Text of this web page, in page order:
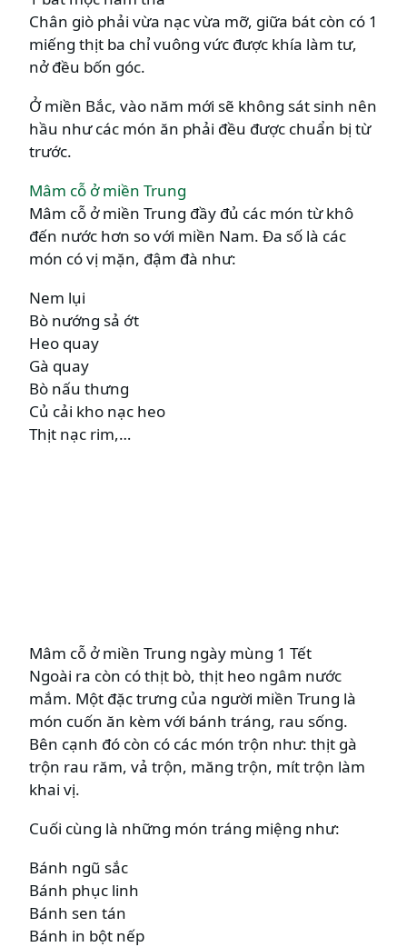
Chân giò phải vừa nạc vừa mỡ, giữa bát còn có 1
miếng thịt ba chỉ vuông vức được khía làm tư,
nở đều bốn góc.
Ở miền Bắc, vào năm mới sẽ không sát sinh nên
hầu như các món ăn phải đều được chuẩn bị từ
trước.
Mâm cỗ ở miền Trung
Mâm cỗ ở miền Trung đầy đủ các món từ khô
đến nước hơn so với miền Nam. Đa số là các
món có vị mặn, đậm đà như:
Nem lụi
Bò nướng sả ớt
Heo quay
Gà quay
Bò nấu thưng
Củ cải kho nạc heo
Thịt nạc rim,…
Mâm cỗ ở miền Trung ngày mùng 1 Tết
Ngoài ra còn có thịt bò, thịt heo ngâm nước
mắm. Một đặc trưng của người miền Trung là
món cuốn ăn kèm với bánh tráng, rau sống.
Bên cạnh đó còn có các món trộn như: thịt gà
trộn rau răm, vả trộn, măng trộn, mít trộn làm
khai vị.
Cuối cùng là những món tráng miệng như:
Bánh ngũ sắc
Bánh phục linh
Bánh sen tán
Bánh in bột nếp